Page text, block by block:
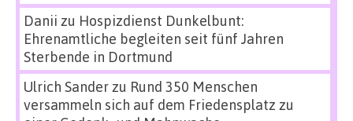
Danii zu Hospizdienst Dunkelbunt:
Ehrenamtliche begleiten seit fünf Jahren
Sterbende in Dortmund
Ulrich Sanderzu Rund 350 Menschen
versammeln sich auf dem Friedensplatz zu